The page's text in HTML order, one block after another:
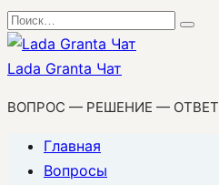
Перейти
к
содержанию
Search
for:
Lada Granta Чат
ВОПРОС — РЕШЕНИЕ — ОТВЕТ
Главная
Вопросы